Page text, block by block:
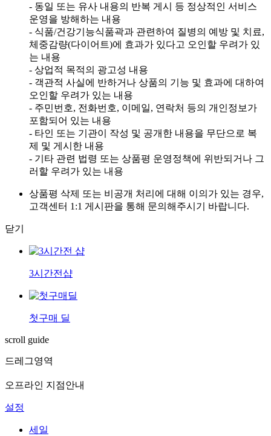
- 동일 또는 유사 내용의 반복 게시 등 정상적인 서비스
운영을 방해하는 내용
- 식품/건강기능식품곽과 관련하여 질병의 예방 및 치료,
체중감량(다이어트)에 효과가 있다고 오인할 우려가 있
는 내용
- 상업적 목적의 광고성 내용
- 객관적 사실에 반하거나 상품의 기능 및 효과에 대하여
오인할 우려가 있는 내용
- 주민번호, 전화번호, 이메일, 연락처 등의 개인정보가
포함되어 있는 내용
- 타인 또는 기관이 작성 및 공개한 내용을 무단으로 복
제 및 게시한 내용
- 기타 관련 법령 또는 상품평 운영정책에 위반되거나 그
러할 우려가 있는 내용
상품평 삭제 또는 비공개 처리에 대해 이의가 있는 경우,
고객센터 1:1 게시판을 통해 문의해주시기 바랍니다.
닫기
3시간전샵
첫구매 딜
scroll guide
드레그영역
오프라인 지점안내
설정
세일